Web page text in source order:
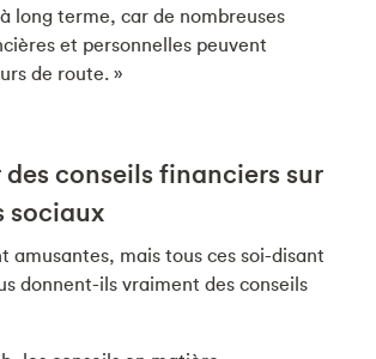
long terme, car de nombreuses
et personnelles peuvent
de route. »
conseils financiers sur
sociaux
amusantes, mais tous ces soi-disant
donnent-ils vraiment des conseils